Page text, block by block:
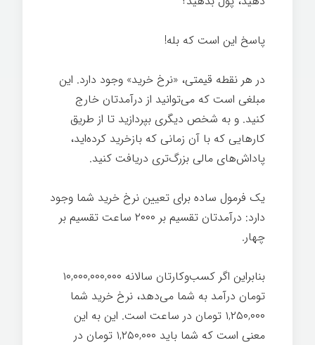
پاسخ این است که بله!
در هر نقطه قیمتی، «نرخ خرید» وجود دارد. این
مبلغی است که می‌توانید از درآمدتان خارج
کنید. و به شخص دیگری بپردازید تا از طریق
کارهایی که با آن زمانی که بازخرید کرده‌اید،
پاداش‌های مالی بزرگ‌تری دریافت کنید.
یک فرمول ساده برای تعیین نرخ خرید شما وجود
دارد: درآمدتان تقسیم بر ۲۰۰۰ ساعت تقسیم بر
چهار.
بنابراین اگر کسب‌وکارتان سالانه ۱۰,۰۰۰,۰۰۰,۰۰۰
تومان درآمد به شما می‌دهد، نرخ خرید شما
۱,۲۵۰,۰۰۰ تومان در ساعت است. این به این
معنی است که شما باید ۱,۲۵۰,۰۰۰ تومان در